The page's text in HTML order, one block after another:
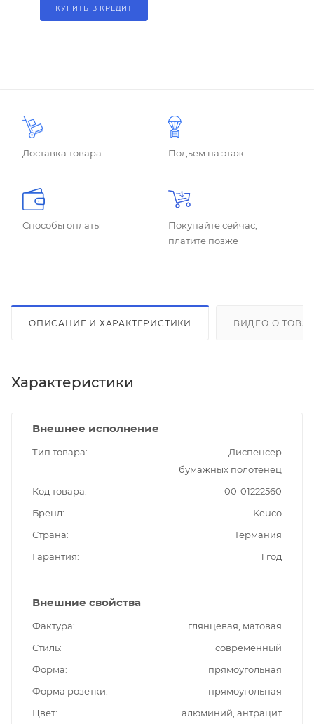
КУПИТЬ В КРЕДИТ
Доставка товара Подъем на этаж
Способы оплаты
Покупайте сейчас,
платите позже
ОПИСАНИЕ И ХАРАКТЕРИСТИКИ ВИДЕО О
Характеристики
Внешнее исполнение
Тип товара
Диспенсер
бумажных полотенец
Код товара
00-01222560
Бренд
Keuco
Страна
Германия
Гарантия
1 год
Внешние свойства
Фактура
глянцевая, матовая
Стиль
современный
Форма
прямоугольная
Форма розетки
прямоугольная
Цвет
алюминий, антрацит